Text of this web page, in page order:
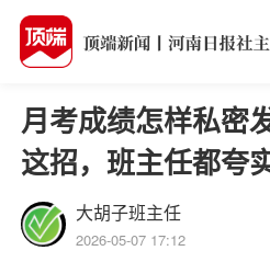
月考成绩怎样私密
这招，班主任都夸
大胡子班主任
2026-05-07 17:12